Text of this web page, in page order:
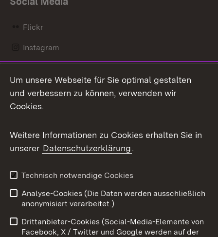
Flickr
Instagram
Mastodon
Messenger
Social Wall
X / Twitter
Youtube
Benutzungshinweise
Barrierefreiheit
Um unsere Webseite für Sie optimal gestalten
und verbessern zu können, verwenden wir
Cookies.
Weitere Informationen zu Cookies erhalten Sie in
unserer Datenschutzerklärung.
Technisch notwendige Cookies
Analyse-Cookies (Die Daten werden ausschließlich
anonymisiert verarbeitet.)
Drittanbieter-Cookies (Social-Media-Elemente von
Facebook, X / Twitter und Google werden auf der